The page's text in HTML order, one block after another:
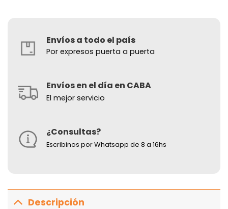
Envíos a todo el país
Por expresos puerta a puerta
Envíos en el día en CABA
El mejor servicio
¿Consultas?
Escribinos por Whatsapp de 8 a 16hs
Descripción